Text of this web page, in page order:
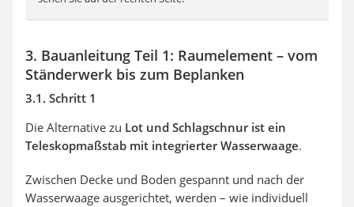
3. Bauanleitung Teil 1: Raumelement – vom
Ständerwerk bis zum Beplanken
3.1. Schritt 1
Die Alternative zu Lot und Schlagschnur ist ein
Teleskopmaßstab mit integrierter Wasserwaage.
Zwischen Decke und Boden gespannt und nach der
Wasserwaage ausgerichtet, werden – wie individuell